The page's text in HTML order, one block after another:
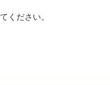
ください。